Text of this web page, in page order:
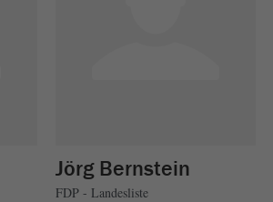
Jörg Bernstein
FDP - Landesliste